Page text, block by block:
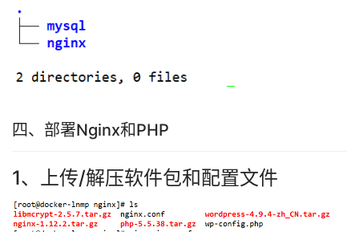
四、部署Nginx和PHP
1、上传/解压软件包和配置文件